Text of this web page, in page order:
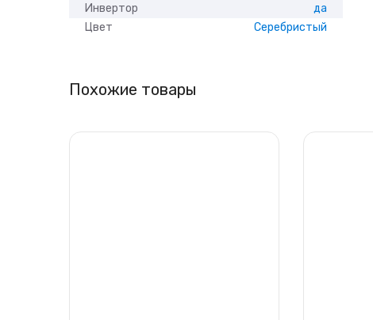
Инвертор
да
Цвет
Серебристый
Похожие товары